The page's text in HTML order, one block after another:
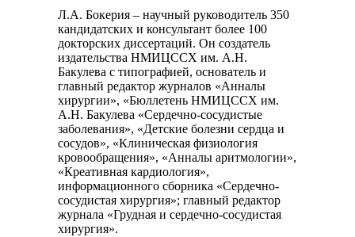
Л.А. Бокерия – научный руководитель 350
кандидатских и консультант более 100
докторских диссертаций. Он создатель
издательства НМИЦССХ им. А.Н.
Бакулева с типографией, основатель и
главный редактор журналов «Анналы
хирургии», «Бюллетень НМИЦССХ им.
А.Н. Бакулева «Сердечно-сосудистые
заболевания», «Детские болезни сердца и
сосудов», «Клиническая физиология
кровообращения», «Анналы аритмологии»,
«Креативная кардиология»,
информационного сборника «Сердечно-
сосудистая хирургия»; главный редактор
журнала «Грудная и сердечно-сосудистая
хирургия».